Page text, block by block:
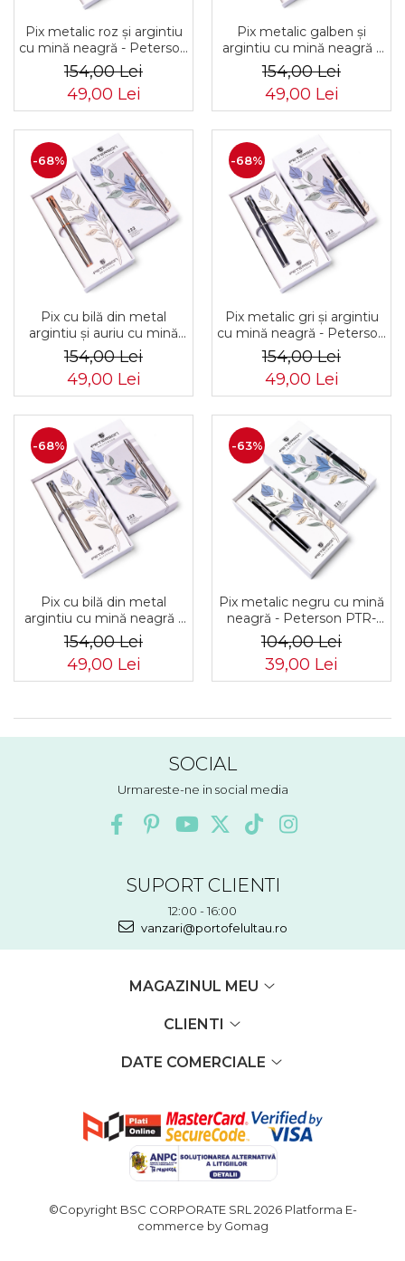
Pix metalic roz și argintiu
cu mină neagră - Peterson
PTR-PTN 222-GB
SALMON-SI
154,00 Lei
49,00 Lei
Pix metalic galben și
argintiu cu mină neagră -
Peterson PTR-PTN 222-
GB YELLOW-SI
154,00 Lei
49,00 Lei
-68%
Pix cu bilă din metal
argintiu și auriu cu mină
neagră - Peterson PTR-
PTN 222-GB SILV-R.GO
154,00 Lei
49,00 Lei
-68%
Pix metalic gri și argintiu
cu mină neagră - Peterson
PTR-PTN 222-GB-3260
GRAY
154,00 Lei
49,00 Lei
-68%
Pix cu bilă din metal
argintiu cu mină neagră -
Peterson PTR-PTN 222-
GB-3277 SILV
154,00 Lei
49,00 Lei
-63%
Pix metalic negru cu mină
neagră - Peterson PTR-
PTN 222-GB BLACK-SIL
104,00 Lei
39,00 Lei
SOCIAL
Urmareste-ne in social media
SUPORT CLIENTI
12:00 - 16:00
vanzari@portofelultau.ro
MAGAZINUL MEU
CLIENTI
DATE COMERCIALE
©Copyright BSC CORPORATE SRL 2026 Platforma E-
commerce by Gomag